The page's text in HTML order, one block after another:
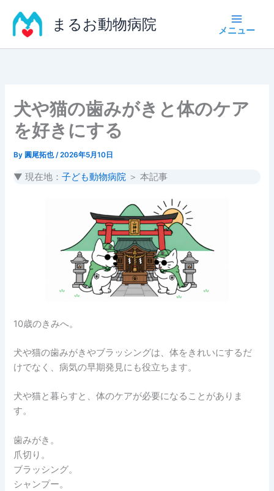
ス
まるお動物病院
犬や猫の歯みがきと体のケア
を好きにする
By 圓尾拓也/2026年5月10日
▼ 現在地：子ども動物病院 ＞ 本記事
10歳のきみへ。
犬や猫の歯みがきやブラッシングは、体をきれいにするだ
けでなく、病気の早期発見にも役立ちます。
犬や猫と暮らすと、体のケアが必要になることがありま
す。
歯みがき。
爪切り。
ブラッシング。
シャンプー。